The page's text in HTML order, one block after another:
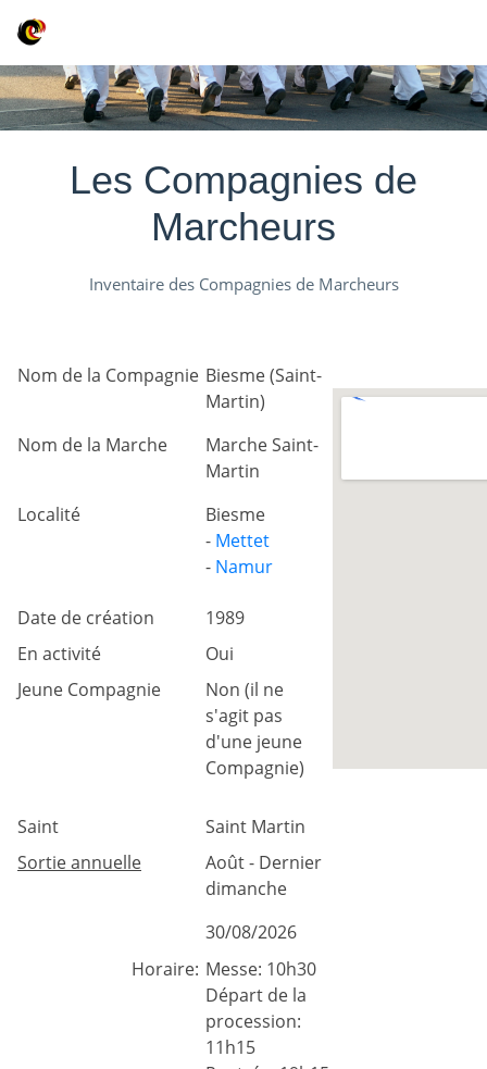
Les Compagnies de
Marcheurs
Inventaire des Compagnies de Marcheurs
Nom de la Compagnie Biesme (Saint-
Martin)
Nom de la Marche
Marche Saint-
Martin
Localité
Biesme
- Mettet
- Namur
Date de création
1989
En activité
Oui
Jeune Compagnie
Non (il ne
s'agit pas
d'une jeune
Compagnie)
Saint
Saint Martin
Sortie annuelle
Août - Dernier
dimanche
30/08/2026
Horaire: Messe: 10h30
Départ de la
procession:
11h15